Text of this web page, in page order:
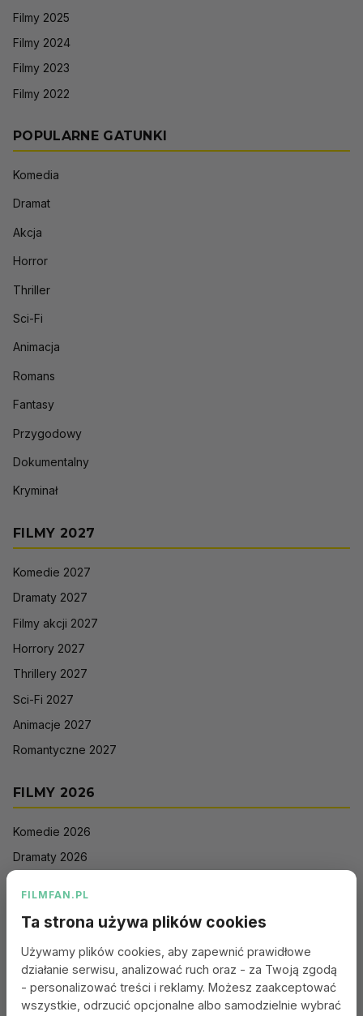
Filmy 2025
Filmy 2024
Filmy 2023
Filmy 2022
POPULARNE GATUNKI
Komedia
Dramat
Akcja
Horror
Thriller
Sci-Fi
Animacja
Romans
Fantasy
Przygodowy
Dokumentalny
Kryminał
FILMY 2027
Komedie 2027
Dramaty 2027
Filmy akcji 2027
Horrory 2027
Thrillery 2027
Sci-Fi 2027
Animacje 2027
Romantyczne 2027
FILMY 2026
Komedie 2026
Dramaty 2026
Sci-Fi 2026
Animacje 2026
Romantyczne 2026
FILMFAN.PL
Ta strona używa plików cookies
Używamy plików cookies, aby zapewnić prawidłowe
działanie serwisu, analizować ruch oraz - za Twoją zgodą
- personalizować treści i reklamy. Możesz zaakceptować
wszystkie, odrzucić opcjonalne albo samodzielnie wybrać